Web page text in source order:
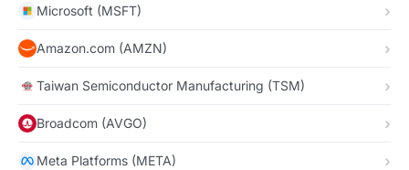
Microsoft (MSFT)
Amazon.com (AMZN)
Taiwan Semiconductor Manufacturing (TSM)
Broadcom (AVGO)
Meta Platforms (META)